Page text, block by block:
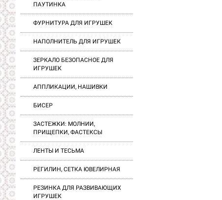
ПАУТИНКА
ФУРНИТУРА ДЛЯ ИГРУШЕК
НАПОЛНИТЕЛЬ ДЛЯ ИГРУШЕК
ЗЕРКАЛО БЕЗОПАСНОЕ ДЛЯ
ИГРУШЕК
АППЛИКАЦИИ, НАШИВКИ
БИСЕР
ЗАСТЕЖКИ: МОЛНИИ,
ПРИЩЕПКИ, ФАСТЕКСЫ
ЛЕНТЫ И ТЕСЬМА
РЕГИЛИН, СЕТКА ЮВЕЛИРНАЯ
РЕЗИНКА ДЛЯ РАЗВИВАЮЩИХ
ИГРУШЕК